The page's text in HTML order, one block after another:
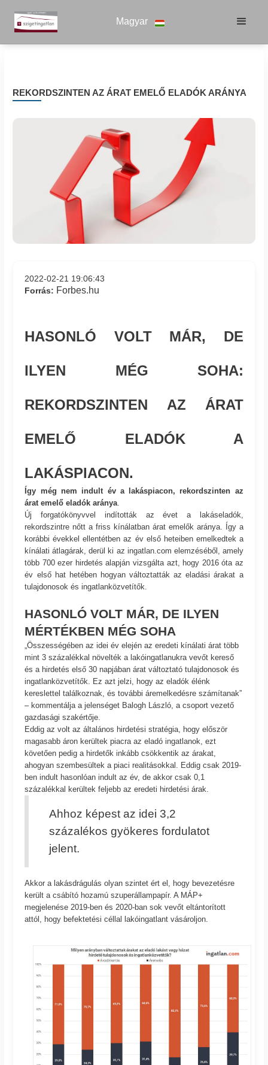
Magyar
REKORDSZINTEN AZ ÁRAT EMELŐ ELADÓK ARÁNYA
2022-02-21 19:06:43
Forrás: Forbes.hu
HASONLÓ VOLT MÁR, DE
ILYEN MÉG SOHA:
REKORDSZINTEN AZ ÁRAT
EMELŐ ELADÓK A
LAKÁSPIACON.
Így még nem indult év a lakáspiacon, rekordszinten az
árat emelő eladók aránya
Új forgatókönyvvel indították az évet a lakáseladók,
rekordszintre nőtt a friss kínálatban árat emelők aránya. Így a
korábbi évekkel ellentétben az év első heteiben emelkedtek a
kínálati átlagárak, derül ki az ingatlan.com elemzéséből, amely
több 700 ezer hirdetés alapján vizsgálta azt, hogy 2016 óta az
év első hat hetében hogyan változtatták az eladási árakat a
tulajdonosok és ingatlanközvetítők.
HASONLÓ VOLT MÁR, DE ILYEN
MÉRTÉKBEN MÉG SOHA
„Összességében az idei év elején az eredeti kínálati árat több
mint 3 százalékkal növelték a lakóingatlanukra vevőt kereső
és a hirdetés első 30 napjában árat változtató tulajdonosok és
ingatlanközvetítők. Ez azt jelzi, hogy az eladók élénk
kereslettel találkoznak, és további áremelkedésre számítanak”
– kommentálja a jelenséget Balogh László, a csoport vezető
gazdasági szakértője.
Eddig az volt az általános hirdetési stratégia, hogy először
magasabb áron kerültek piacra az eladó ingatlanok, ezt
követően pedig a hirdetők inkább csökkentik az árakat,
ahogyan szembesültek a piaci realitásokkal. Eddig csak 2019-
ben indult hasonlóan indult az év, de akkor csak 0,1
százalékkal kerültek feljebb az eredeti hirdetési árak.
Ahhoz képest az idei 3,2
százalékos gyökeres fordulatot
jelent.
Akkor a lakásdrágulás olyan szintet ért el, hogy bevezetésre
került a csábító hozamú szuperállampapír. A MÁP+
megjelenése 2019-ben és 2020-ban sok vevőt eltántorított
attól, hogy befektetési céllal lakóingatlant vásároljon.